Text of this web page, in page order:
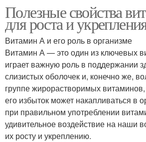
Полезные свойства
для роста и
Витамин А и его роль в организме
Витамин А — это один из ключевых
играет важную роль в поддержании
слизистых оболочек и, конечно же,
группе жирорастворимых витаминов,
его избыток может накапливаться в
при правильном употреблении
удивительное воздействие на наши
их росту и укреплению.